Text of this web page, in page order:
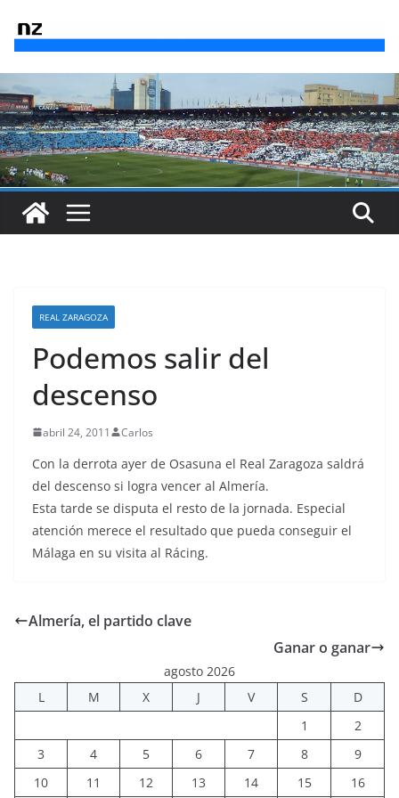
REAL ZARAGOZA
Podemos salir del
descenso
abril 24, 2011 Carlos
Con la derrota ayer de Osasuna el Real Zaragoza saldrá
del descenso si logra vencer al Almería.
Esta tarde se disputa el resto de la jornada. Especial
atención merece el resultado que pueda conseguir el
Málaga en su visita al Rácing.
Almería, el partido clave
Ganar o ganar
agosto 2026
L
M X J V S
D
1
2
3
4 5 6 7 8
9
10
11 12 13 14 15 16